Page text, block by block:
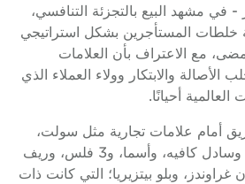
- في مشهد البيع بالتجزئة التنافسي،
خلطات المستأجرين بشكل استراتيجي
مع الاعتراف بأن العلامات
الأصالة والابتكار وولاء العملاء الذي
العالمية أحيانًا.
أمام علامات تجارية مثل سولت،
وهوم بيكري، وبيت فاير، وسادل كافيه، وأسما، و3 فلس، وريف
وبلو بيتزيريا؛ التي كانت ذات